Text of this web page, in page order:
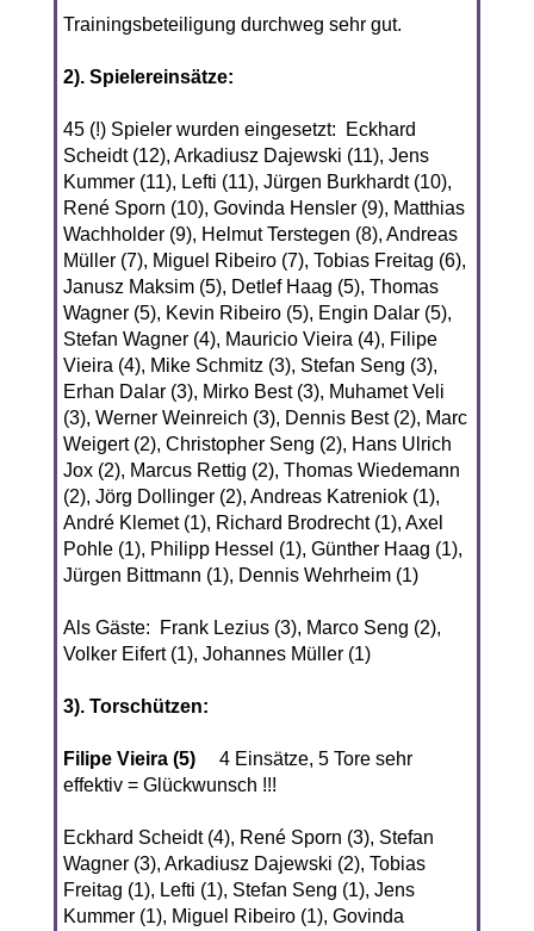
Trainingsbeteiligung durchweg sehr gut.
2). Spielereinsätze:
45 (!) Spieler wurden eingesetzt: Eckhard
Scheidt (12), Arkadiusz Dajewski (11), Jens
Kummer (11), Lefti (11), Jürgen Burkhardt (10),
René Sporn (10), Govinda Hensler (9), Matthias
Wachholder (9), Helmut Terstegen (8), Andreas
Müller (7), Miguel Ribeiro (7), Tobias Freitag (6),
Janusz Maksim (5), Detlef Haag (5), Thomas
Wagner (5), Kevin Ribeiro (5), Engin Dalar (5),
Stefan Wagner (4), Mauricio Vieira (4), Filipe
Vieira (4), Mike Schmitz (3), Stefan Seng (3),
Erhan Dalar (3), Mirko Best (3), Muhamet Veli
(3), Werner Weinreich (3), Dennis Best (2), Marc
Weigert (2), Christopher Seng (2), Hans Ulrich
Jox (2), Marcus Rettig (2), Thomas Wiedemann
(2), Jörg Dollinger (2), Andreas Katreniok (1),
André Klemet (1), Richard Brodrecht (1), Axel
Pohle (1), Philipp Hessel (1), Günther Haag (1),
Jürgen Bittmann (1), Dennis Wehrheim (1)
Als Gäste: Frank Lezius (3), Marco Seng (2),
Volker Eifert (1), Johannes Müller (1)
3). Torschützen:
Filipe Vieira (5) 4 Einsätze, 5 Tore sehr
effektiv = Glückwunsch !!!
Eckhard Scheidt (4), René Sporn (3), Stefan
Wagner (3), Arkadiusz Dajewski (2), Tobias
Freitag (1), Lefti (1), Stefan Seng (1), Jens
Kummer (1), Miguel Ribeiro (1), Govinda